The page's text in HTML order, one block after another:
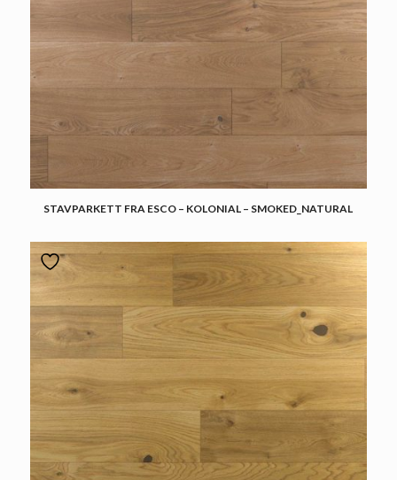
STAVPARKETT FRA ESCO – KOLONIAL – SMOKED_NATURAL